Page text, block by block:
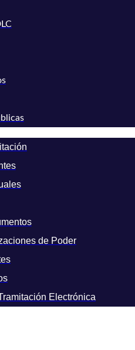
de Poder
Electrónica